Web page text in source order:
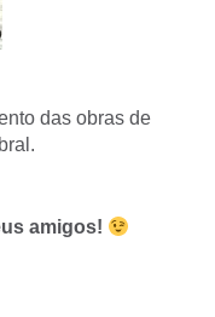
das obras de
amigos!